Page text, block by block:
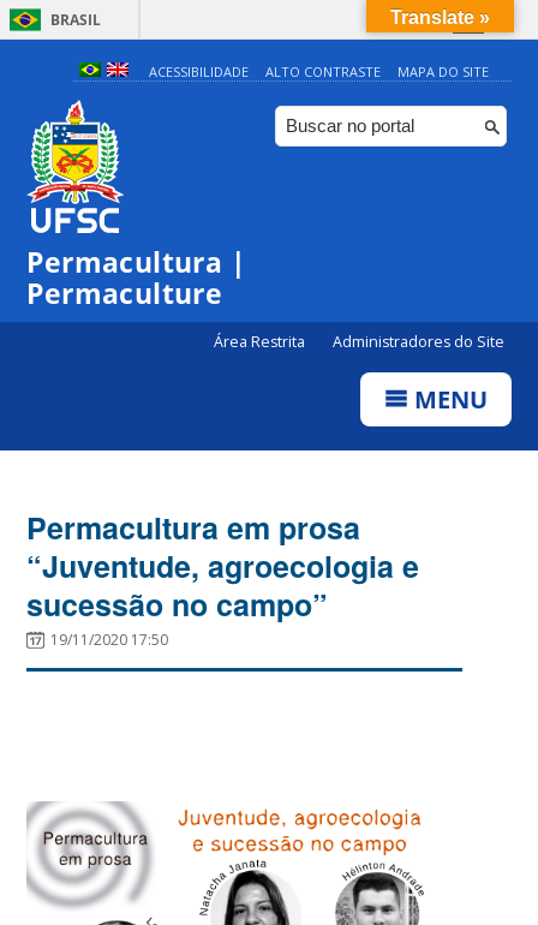
BRASIL
Simplifique!
Comunica BR
Participe
ACESSIBILIDADE ALTO CONTRASTE MAPA DO SITE
Permacultura |
Permaculture
Área Restrita Administradores do Site
MENU
Permacultura em prosa
“Juventude, agroecologia e
sucessão no campo”
19/11/2020 17:50
Translate »